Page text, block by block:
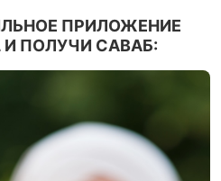
ПРИЛОЖЕНИЕ
И ПОЛУЧИ САВАБ: